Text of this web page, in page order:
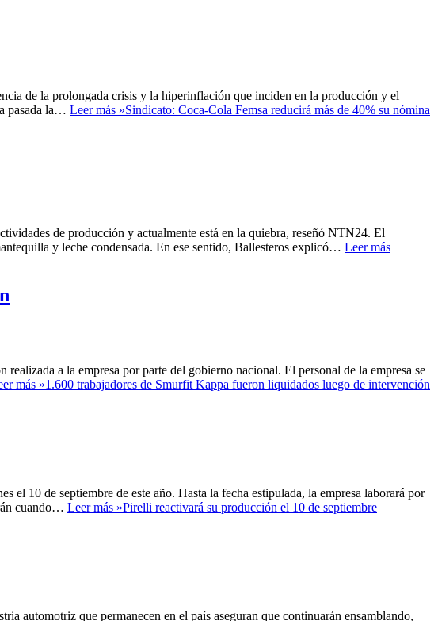
de la prolongada crisis y la hiperinflación que inciden en la producción y el
pasada la… Leer más »Sindicato: Coca-Cola Femsa reducirá más de 40% su nómina
de producción y actualmente está en la quiebra, reseñó NTN24. El
y leche condensada. En ese sentido, Ballesteros explicó… Leer más
a la empresa por parte del gobierno nacional. El personal de la empresa se
más »1.600 trabajadores de Smurfit Kappa fueron liquidados luego de intervención
el 10 de septiembre de este año. Hasta la fecha estipulada, la empresa laborará por
cuando… Leer más »Pirelli reactivará su producción el 10 de septiembre
automotriz que permanecen en el país aseguran que continuarán ensamblando,